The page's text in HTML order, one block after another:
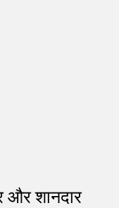
और शानदार